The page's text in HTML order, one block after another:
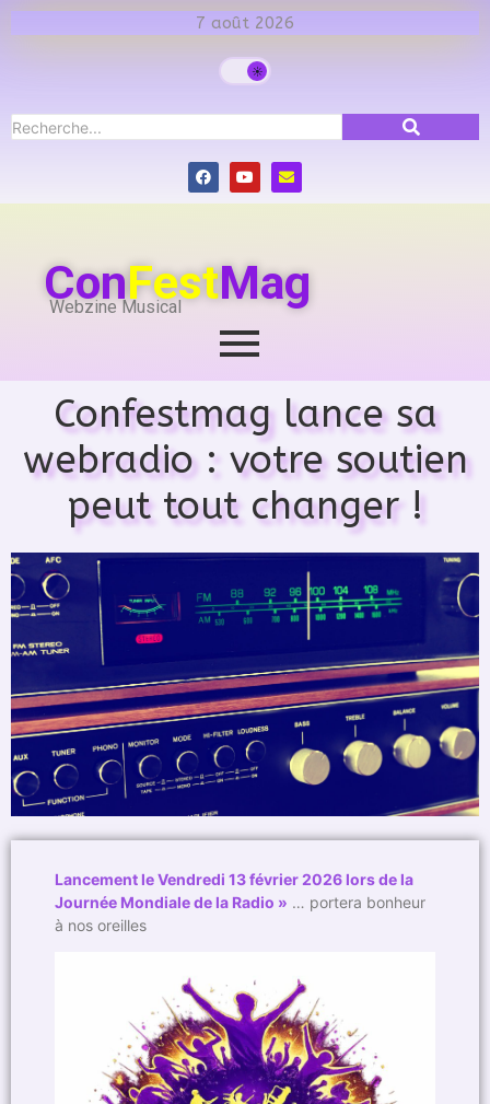
7 août 2026
ConFestMag
Webzine Musical
Confestmag lance sa
webradio : votre soutien
peut tout changer !
Lancement le Vendredi 13 février 2026 lors de la
Journée Mondiale de la Radio » … portera bonheur
à nos oreilles